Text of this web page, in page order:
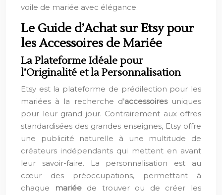
voile de mariée avec élégance.
Le Guide d’Achat sur Etsy pour
les Accessoires de Mariée
La Plateforme Idéale pour
l’Originalité et la Personnalisation
Etsy est la plateforme de prédilection pour les
mariées à la recherche d’accessoiresuniques
pour leur grand jour. Contrairement aux offres
standardisées des grandes enseignes, Etsy offre
une publicité naturelle à une multitude de
créateurs indépendants qui mettent en avant
leur savoir-faire. La personnalisation est au
cœur des préoccupations, permettant à
chaque
mariéede trouver ou de créer les